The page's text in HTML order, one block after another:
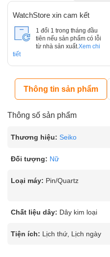
WatchStore xin cam kết
1 đổi 1 trong tháng đầu
tiên nếu sản phẩm có lỗi
từ nhà sản xuất. Xem chi
tiết
Thông tin sản phẩm
Thông số sản phẩm
Thương hiệu: Seiko
Đối tượng: Nữ
Loại máy: Pin/Quartz
Chất liệu dây: Dây kim loại
Tiện ích: Lịch thứ, Lịch ngày